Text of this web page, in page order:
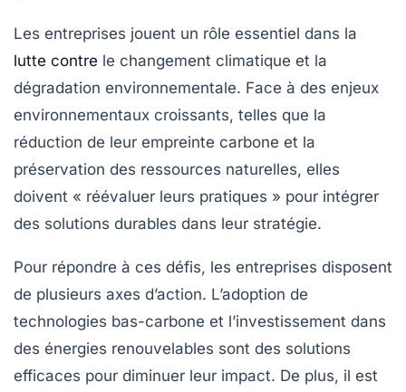
Les entreprises jouent un rôle essentiel dans la
lutte contre le changement climatique et la
dégradation environnementale. Face à des enjeux
environnementaux croissants, telles que la
réduction de leur empreinte carbone et la
préservation des ressources naturelles, elles
doivent « réévaluer leurs pratiques » pour intégrer
des solutions durables dans leur stratégie.
Pour répondre à ces défis, les entreprises disposent
de plusieurs axes d’action. L’adoption de
technologies bas-carbone et l’investissement dans
des énergies renouvelables sont des solutions
efficaces pour diminuer leur impact. De plus, il est